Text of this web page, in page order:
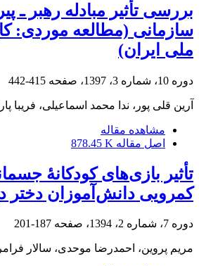
بررسی تأثیر مبادله رهبر ـ
سازمانی (مطالعه موردی:
ملی ایران)
دوره 10، شماره 3، 1397، صفحه 415-442
آرین قلی پور، ندا محمد اسماعیلی، فریبا
مشاهده مقاله
اصل مقاله 878.45 K
تأثیر بازی‌های کودکانۀ
کمرویی دانش‌‌آموزان دختر
دوره 7، شماره 2، 1394، صفحه 187-201
مریم پروین، احمدرضا موحدی، سالار